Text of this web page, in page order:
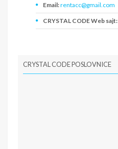
Email:rentacc@gmail.com
CRYSTAL CODE Web sajt:
CRYSTAL CODE POSLOVNICE